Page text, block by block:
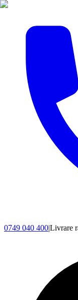
0749 040 400|Livrare